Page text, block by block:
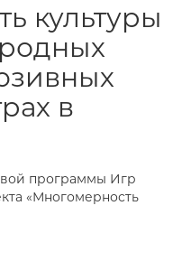
культуры
в
программы Игр
«Многомерность